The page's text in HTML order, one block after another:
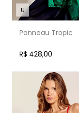
U
Panneau Tropic
R$ 428,00